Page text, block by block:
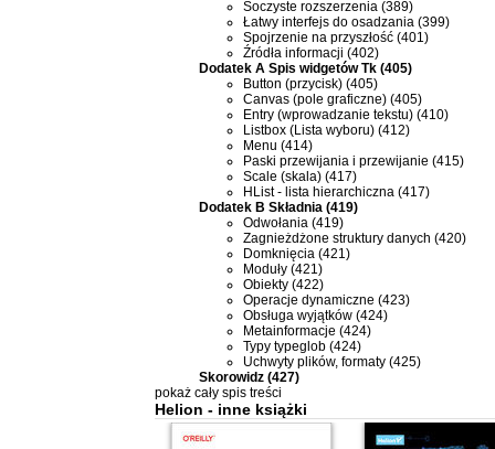
Soczyste rozszerzenia (389)
Łatwy interfejs do osadzania (399)
Spojrzenie na przyszłość (401)
Źródła informacji (402)
Dodatek A Spis widgetów Tk (405)
Button (przycisk) (405)
Canvas (pole graficzne) (405)
Entry (wprowadzanie tekstu) (410)
Listbox (Lista wyboru) (412)
Menu (414)
Paski przewijania i przewijanie (415)
Scale (skala) (417)
HList - lista hierarchiczna (417)
Dodatek B Składnia (419)
Odwołania (419)
Zagnieżdżone struktury danych (420)
Domknięcia (421)
Moduły (421)
Obiekty (422)
Operacje dynamiczne (423)
Obsługa wyjątków (424)
Metainformacje (424)
Typy typeglob (424)
Uchwyty plików, formaty (425)
Skorowidz (427)
pokaż cały spis treści
Helion - inne książki